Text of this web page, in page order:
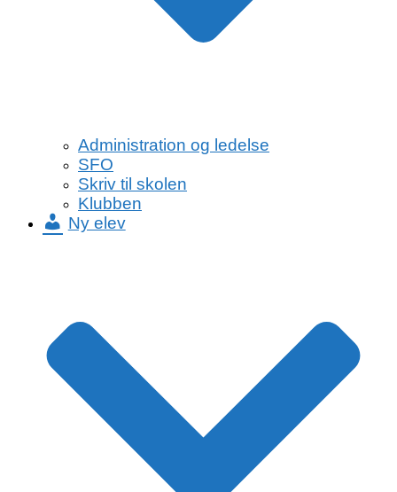
Administration og ledelse
SFO
Skriv til skolen
Klubben
Ny elev